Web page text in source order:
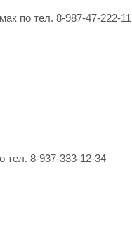
по тел. 8-987-47-222-11
тел. 8-937-333-12-34